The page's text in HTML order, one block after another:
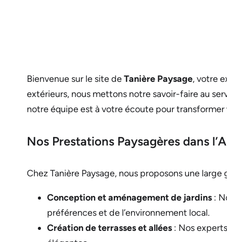
Bienvenue sur le site deTanière Paysage, votre
extérieurs, nous mettons notre savoir-faire au
notre équipe est à votre écoute pour
Nos Prestations Paysagères dans
Chez Tanière Paysage, nous proposons une
Conception et aménagement de jardins:
préférences et de l’environnement local.
Création de terrasses et allées: Nos